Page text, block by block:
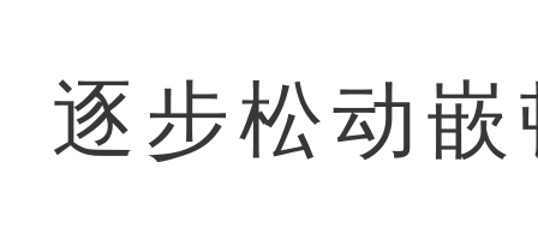
逐步松动